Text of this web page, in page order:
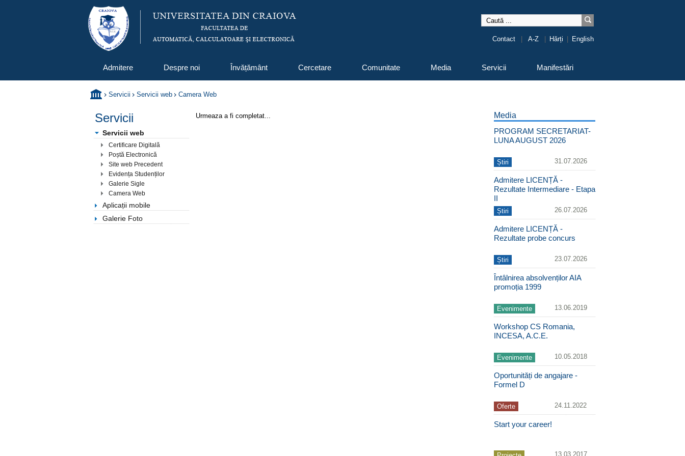
Contact A-Z Hărți English
Admitere Despre noi Învățământ Cercetare Comunitate Media Servicii Manifestări
Servicii Servicii web Camera Web
Servicii
Servicii web
Certificare Digitală
Poștă Electronică
Site web Precedent
Evidența Studenților
Galerie Sigle
Camera Web
Aplicații mobile
Galerie Foto
Urmeaza a fi completat...
Media
PROGRAM SECRETARIAT-
LUNA AUGUST 2026
Știri 31.07.2026
Admitere LICENȚĂ -
Rezultate Intermediare - Etapa
II
Știri 26.07.2026
Admitere LICENȚĂ -
Rezultate probe concurs
Știri 23.07.2026
Întâlnirea absolvenților AIA
promoția 1999
Evenimente 13.06.2019
Workshop CS Romania,
INCESA, A.C.E.
Evenimente 10.05.2018
Oportunități de angajare -
Formel D
Oferte 24.11.2022
Start your career!
13.03.2017